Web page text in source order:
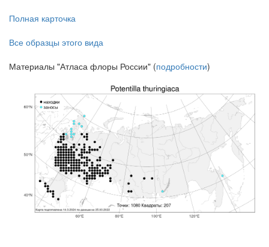
Полная карточка
Все образцы этого вида
Материалы "Атласа флоры России" (подробности)